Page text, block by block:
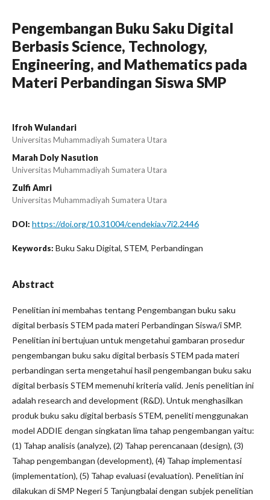
Pengembangan Buku Saku Digital
Berbasis Science, Technology,
Engineering, and Mathematics pada
Materi Perbandingan Siswa SMP
Ifroh Wulandari
Universitas Muhammadiyah Sumatera Utara
Marah Doly Nasution
Universitas Muhammadiyah Sumatera Utara
Zulfi Amri
Universitas Muhammadiyah Sumatera Utara
DOI: https://doi.org/10.31004/cendekia.v7i2.2446
Keywords: Buku Saku Digital, STEM, Perbandingan
Abstract
Penelitian ini membahas tentang Pengembangan buku saku
digital berbasis STEM pada materi Perbandingan Siswa/i SMP.
Penelitian ini bertujuan untuk mengetahui gambaran prosedur
pengembangan buku saku digital berbasis STEM pada materi
perbandingan serta mengetahui hasil pengembangan buku saku
digital berbasis STEM memenuhi kriteria valid. Jenis penelitian ini
adalah research and development (R&D). Untuk menghasilkan
produk buku saku digital berbasis STEM, peneliti menggunakan
model ADDIE dengan singkatan lima tahap pengembangan yaitu:
(1) Tahap analisis (analyze), (2) Tahap perencanaan (design), (3)
Tahap pengembangan (development), (4) Tahap implementasi
(implementation), (5) Tahap evaluasi (evaluation). Penelitian ini
dilakukan di SMP Negeri 5 Tanjungbalai dengan subjek penelitian